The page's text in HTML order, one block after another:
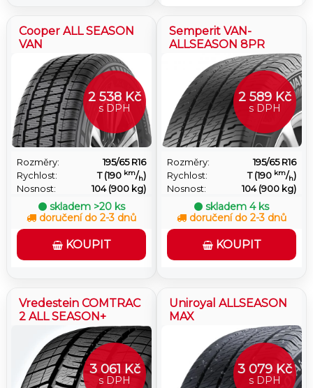
Cooper ALL SEASON
VAN
2 538 Kč
s DPH
Rozměry:
195/65 R16
Rychlost:
T (190 km/h)
Nosnost:
104 (900 kg)
skladem >20 ks
doručení do 2-3 dnů
KOUPIT
Semperit VAN-
ALLSEASON 8PR
2 589 Kč
s DPH
Rozměry:
195/65 R16
Rychlost:
T (190 km/h)
Nosnost:
104 (900 kg)
skladem 4 ks
doručení do 2-3 dnů
KOUPIT
Vredestein COMTRAC
2 ALL SEASON+
3 061 Kč
s DPH
Uniroyal ALLSEASON
MAX
3 079 Kč
s DPH